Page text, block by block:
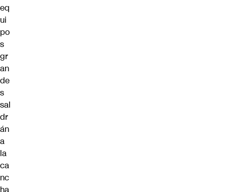
eq
ui
po
s
gr
an
de
s
sal
dr
án
a
la
ca
nc